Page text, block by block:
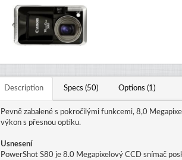
Description Specs (50) Options (1)
Pevně zabalené s pokročilými funkcemi, 8,0
výkon s přesnou optiku.
Usnesení
PowerShot S80 je 8.0 Megapixelový CCD snímač